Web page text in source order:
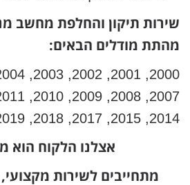
מהתת מודלים הבאים:
2014, 2015, 2017, 2018, 2019, 2020, 2021
אצלנו הלקוח הוא
מתחייבים לשירות